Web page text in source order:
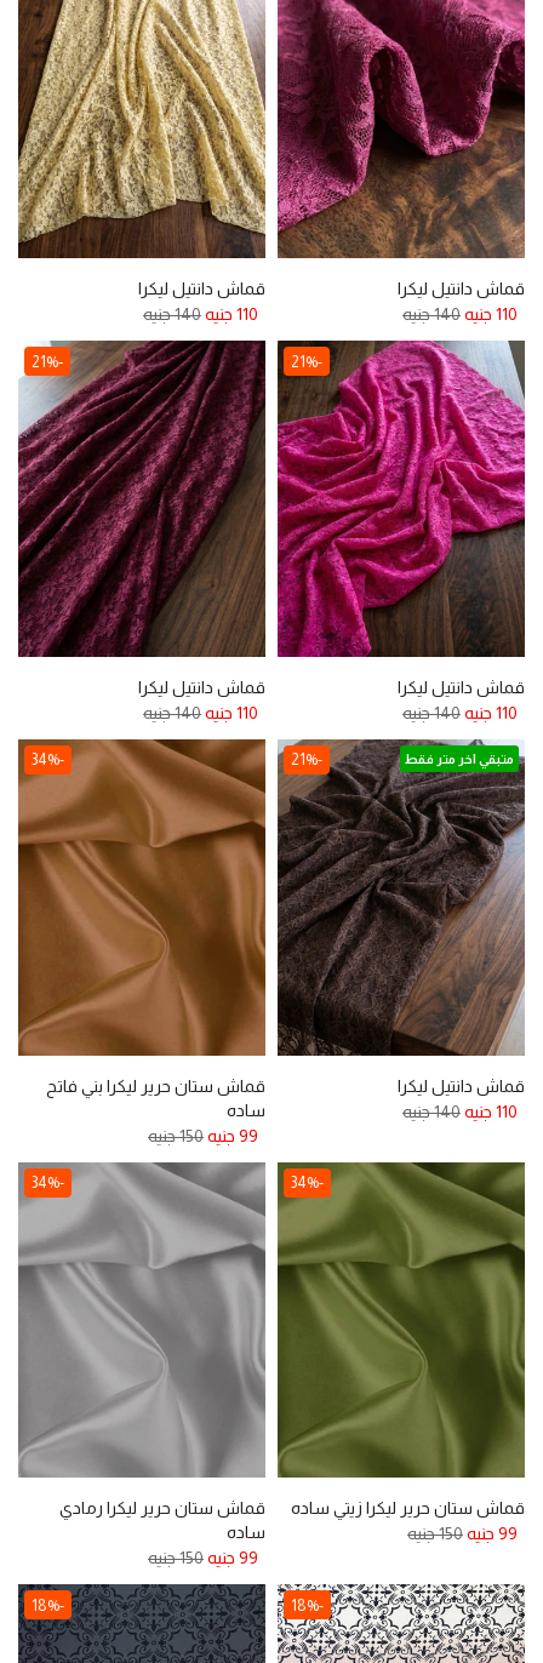
قماش دانتيل ليكرا
110 جنيه
140 جنيه
قماش دانتيل ليكرا
110 جنيه
140 جنيه
-21%
قماش دانتيل ليكرا
110 جنيه
140 جنيه
-21%
قماش دانتيل ليكرا
110 جنيه
140 جنيه
-21% متبقي اخر متر فقط
قماش دانتيل ليكرا
110 جنيه
140 جنيه
-34%
قماش ستان حرير ليكرا بني فاتح
ساده
99 جنيه
150 جنيه
-34%
قماش ستان حرير ليكرا زيتي ساده
99 جنيه
150 جنيه
-34%
قماش ستان حرير ليكرا رمادي
ساده
99 جنيه
150 جنيه
-18%
-18%